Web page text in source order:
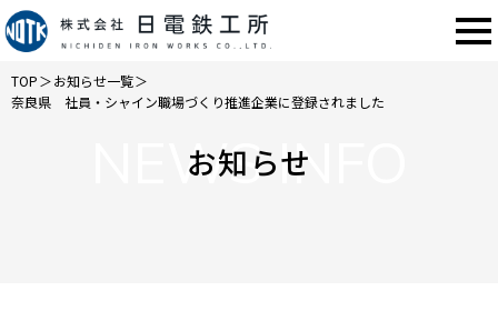
TOP＞お知らせ一覧＞
奈良県 社員・シャイン職場づくり推進企業に登録されました
NEWS INFO
お知らせ